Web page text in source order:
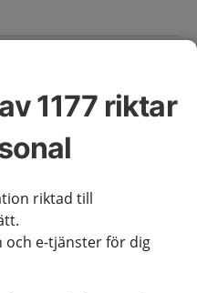
1177 riktar
riktad till
e-tjänster för dig
inte ser regionalt innehåll
just din region.